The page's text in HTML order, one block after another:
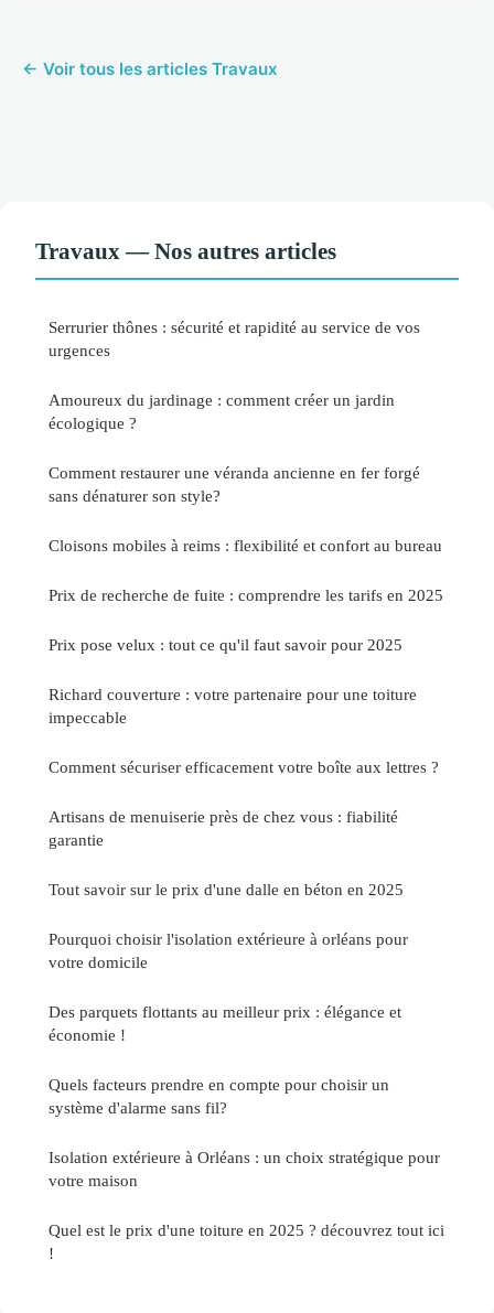
← Voir tous les articles Travaux
Travaux — Nos autres articles
Serrurier thônes : sécurité et rapidité au service de vos
urgences
Amoureux du jardinage : comment créer un jardin
écologique ?
Comment restaurer une véranda ancienne en fer forgé
sans dénaturer son style?
Cloisons mobiles à reims : flexibilité et confort au bureau
Prix de recherche de fuite : comprendre les tarifs en 2025
Prix pose velux : tout ce qu'il faut savoir pour 2025
Richard couverture : votre partenaire pour une toiture
impeccable
Comment sécuriser efficacement votre boîte aux lettres ?
Artisans de menuiserie près de chez vous : fiabilité
garantie
Tout savoir sur le prix d'une dalle en béton en 2025
Pourquoi choisir l'isolation extérieure à orléans pour
votre domicile
Des parquets flottants au meilleur prix : élégance et
économie !
Quels facteurs prendre en compte pour choisir un
système d'alarme sans fil?
Isolation extérieure à Orléans : un choix stratégique pour
votre maison
Quel est le prix d'une toiture en 2025 ? découvrez tout ici
!